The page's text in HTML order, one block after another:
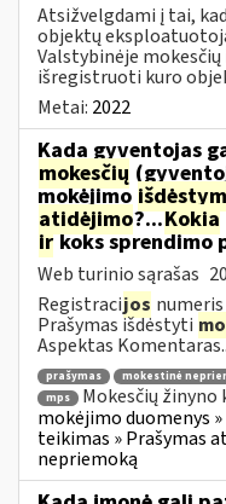
Atsižvelgdami į tai,
objektų
Valstybinėje
išregistruoti kuro
Metai: 2022
Kada gyventojas
mokesčių
mokėjimo
atidėjimo?...Kokia
irkoks sprendimo
Web turinio sąrašas
Registracijos
Prašymas išdėstyti
Aspektas
prašymas mokestinė
mps
Mokesčių
mokėjimo duomenys
teikimas » Prašymas
nepriemoką